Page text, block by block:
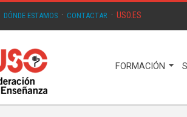
DÓNDE ESTAMOS · CONTACTAR · USO.ES
FORMACIÓN